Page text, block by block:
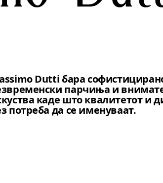
Dutti бара
парчиња и
каде што квалитетот и
потреба да се именуваат.